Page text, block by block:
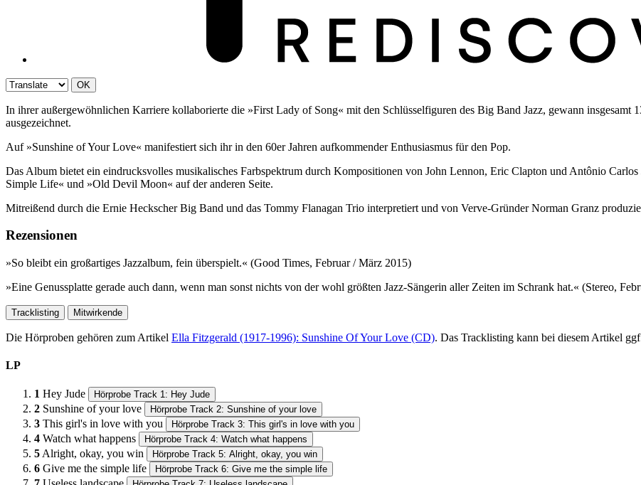
OK
In ihrer außergewöhnlichen Karriere kollaborierte die »First Lady of Song« mit den Schlüsselfiguren des Big Band Jazz, gewann
ausgezeichnet.
Auf »Sunshine of Your Love« manifestiert sich ihr in den 60er Jahren aufkommender Enthusiasmus für den Pop.
Das Album bietet ein eindrucksvolles musikalisches Farbspektrum durch Kompositionen von John Lennon, Eric Clapton und Antônio
Simple Life« und »Old Devil Moon« auf der anderen Seite.
Mitreißend durch die Ernie Heckscher Big Band und das Tommy Flanagan Trio interpretiert und von Verve-Gründer Norman Granz
Rezensionen
»So bleibt ein großartiges Jazzalbum, fein überspielt.« (Good Times, Februar / März 2015)
»Eine Genussplatte gerade auch dann, wenn man sonst nichts von der wohl größten Jazz-Sängerin aller Zeiten im Schrank hat.« (Stereo,
Tracklisting Mitwirkende
Die Hörproben gehören zum Artikel Ella Fitzgerald (1917-1996): Sunshine Of Your Love (CD). Das Tracklisting kann bei diesem Artikel
LP
1 Hey Jude Hörprobe Track 1: Hey Jude
2 Sunshine of your love Hörprobe Track 2: Sunshine of your love
3 This girl's in love with you Hörprobe Track 3: This girl's in love with you
4 Watch what happens Hörprobe Track 4: Watch what happens
5Alright, okay, you win Hörprobe Track 5: Alright, okay, you win
6 Give me the simple life Hörprobe Track 6: Give me the simple life